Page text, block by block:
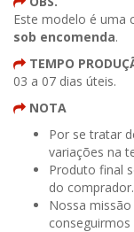
Este modelo é uma
sob encomenda.
TEMPO
03 a 07 dias úteis.
NOTA
Por se tratar
variações na
Produto final
do comprador.
Nossa